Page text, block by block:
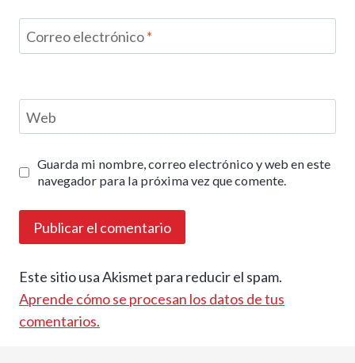
Correo electrónico*
Web
Guarda mi nombre, correo electrónico y web en este
navegador para la próxima vez que comente.
Este sitio usa Akismet para reducir el spam.
Aprende cómo se procesan los datos de tus
comentarios.